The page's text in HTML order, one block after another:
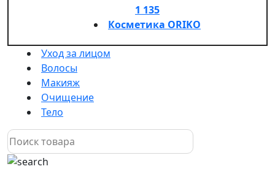
1 135
Косметика ORIKO
Уход за лицом
Волосы
Макияж
Очищение
Тело